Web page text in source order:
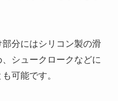
分にはシリコン製の滑
シュークロークなどに
可能です。